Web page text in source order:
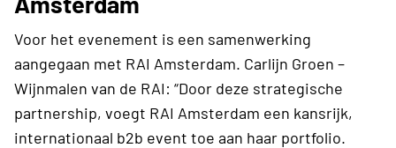
Voor het evenement is een samenwerking
aangegaan met RAI Amsterdam. Carlijn Groen –
Wijnmalen van de RAI: “Door deze strategische
partnership, voegt RAI Amsterdam een kansrijk,
internationaal b2b event toe aan haar portfolio.